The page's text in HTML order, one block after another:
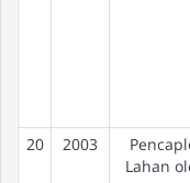
20 2003
Lahan